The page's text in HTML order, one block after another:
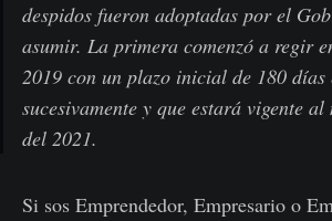
despidos fueron adoptadas por el
asumir. La primera comenzó a regir
2019 con un plazo inicial de 180 días
sucesivamente y que estará vigente al
del 2021.
Si sos Emprendedor, Empresario o